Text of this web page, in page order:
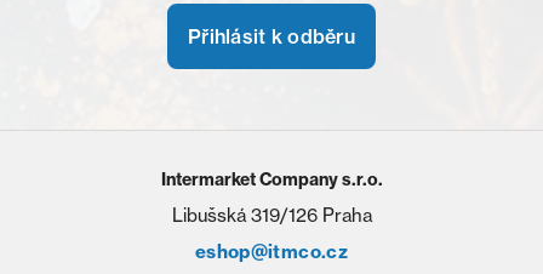
Přihlásit k odběru
Intermarket Company s.r.o.
Libušská 319/126 Praha
eshop@itmco.cz